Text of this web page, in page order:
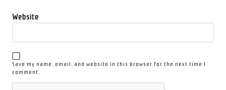
Website
Save my name, email, and website in this browser for the next time I
comment.